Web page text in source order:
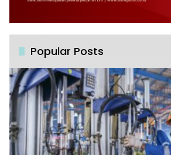
Popular Posts